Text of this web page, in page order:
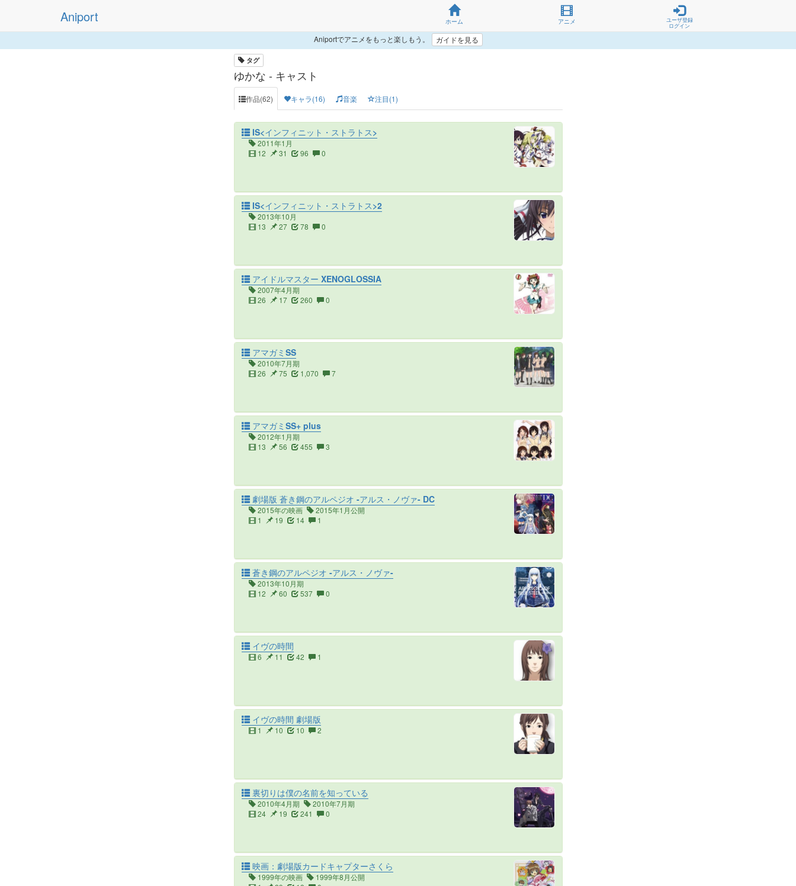
Aniport ホーム アニメ
ユーザ登録
ログイン
Aniportでアニメをもっと楽しもう。 ガイドを見る
タグ
ゆかな - キャスト
作品(62) キャラ(16) 音楽 注目(1)
IS<インフィニット・ストラトス>
2011年1月
12
31 96 0
IS<インフィニット・ストラトス>2
2013年10月
13
27 78 0
アイドルマスター XENOGLOSSIA
2007年4月期
26
17 260 0
アマガミSS
2010年7月期
26
75 1,070 7
アマガミSS+ plus
2012年1月期
13
56 455 3
劇場版 蒼き鋼のアルペジオ -アルス・ノヴァ- DC
2015年の映画
2015年1月公開
1
19 14 1
蒼き鋼のアルペジオ -アルス・ノヴァ-
2013年10月期
12
60 537 0
イヴの時間
6 11 42 1
イヴの時間 劇場版
1 10 10 2
裏切りは僕の名前を知っている
2010年4月期
2010年7月期
24
19 241 0
映画：劇場版カードキャプターさくら
1999年の映画
1999年8月公開